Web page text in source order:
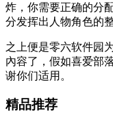
炸，你需要正确的分
分发挥出人物角色的
之上便是零六软件园
內容了，假如喜爱部
谢你们适用。
精品推荐